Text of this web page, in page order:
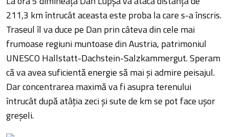
211,3 km întrucât aceasta este proba la care s-a înscris.
Traseul îl va duce pe Dan prin câteva din cele mai
frumoase regiuni muntoase din Austria, patrimoniul
UNESCO Hallstatt-Dachstein-Salzkammergut. Speram
că va avea suficientă energie să mai şi admire peisajul.
Dar concentrarea maximă va fi asupra terenului
întrucât după atâţia zeci şi sute de km se pot face uşor
greşeli.